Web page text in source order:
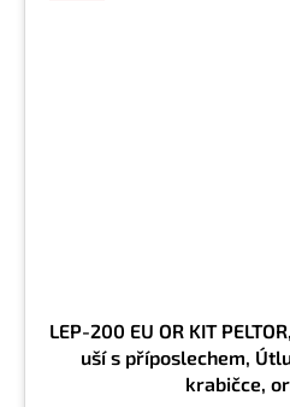
LEP-200 EU OR KIT
uší s příposlechem,
krabičce,